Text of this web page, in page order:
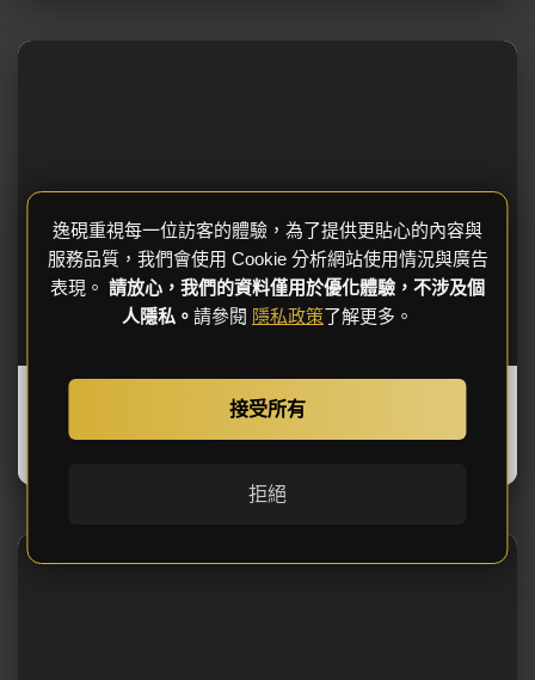
日式風格 ／ 50坪 ／ 新竹
逸硯重視每一位訪客的體驗，為了提供更貼心的內容與
服務品質，我們會使用 Cookie 分析網站使用情況與廣告
表現。 請放心，我們的資料僅用於優化體驗，不涉及個
人隱私。 請參閱 隱私政策了解更多。
接受所有
拒絕